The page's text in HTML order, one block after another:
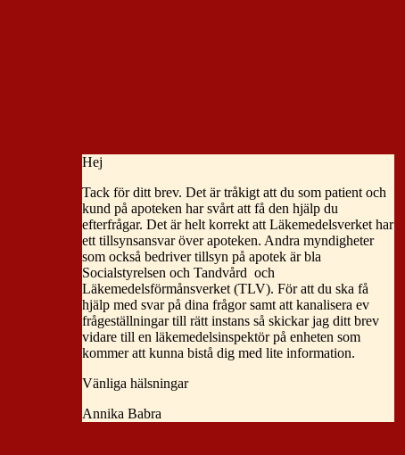
Hej
Tack för ditt brev. Det är tråkigt att du som patient och
kund på apoteken har svårt att få den hjälp du
efterfrågar. Det är helt korrekt att Läkemedelsverket har
ett tillsynsansvar över apoteken. Andra myndigheter
som också bedriver tillsyn på apotek är bla
Socialstyrelsen och Tandvård och
Läkemedelsförmånsverket (TLV). För att du ska få
hjälp med svar på dina frågor samt att kanalisera ev
frågeställningar till rätt instans så skickar jag ditt brev
vidare till en läkemedelsinspektör på enheten som
kommer att kunna bistå dig med lite information.
Vänliga hälsningar
Annika Babra